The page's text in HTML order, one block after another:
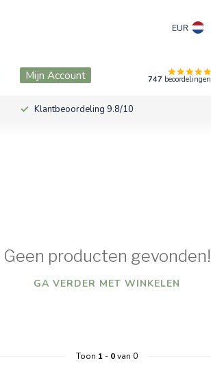
EUR
Mijn Account 747 beoordelingen
Klantbeoordeling 9.8/10
Geen producten gevonden!
GA VERDER MET WINKELEN
Toon 1- 0van 0